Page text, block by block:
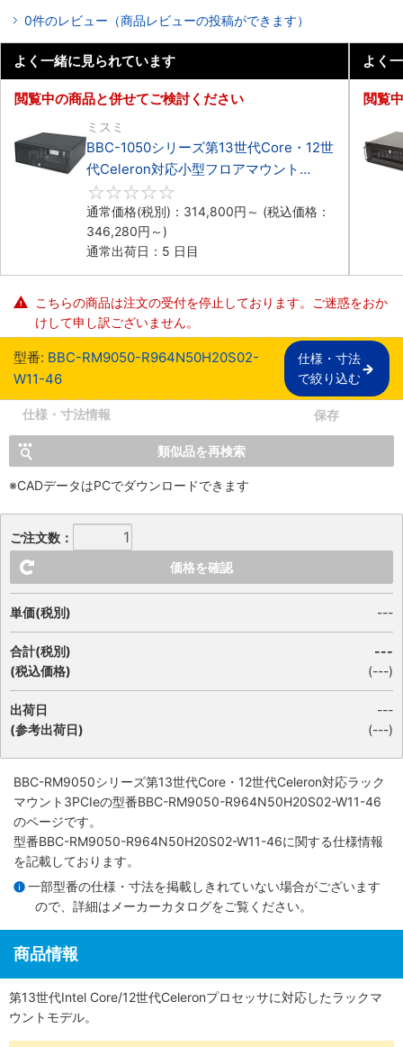
0件のレビュー（商品レビューの投稿ができます）
よく一緒に見られています
閲覧中の商品と併せてご検討ください
ミスミ
BBC-1050シリーズ第13世代Core・12世
代Celeron対応小型フロアマウント
3PCIe
通常価格(税別)： 314,800円 ～ (税込価格：
346,280円 ～)
通常出荷日：5 日目
よく
閲覧
こちらの商品は注文の受付を停止しております。ご迷惑をおか
けして申し訳ございません。
型番: BBC-RM9050-R964N50H20S02-
W11-46
仕様・寸法
で絞り込む
仕様・寸法情報 保存
類似品を再検索
※CADデータはPCでダウンロードできます
ご注文数：
価格を確認
単価(税別) ---
合計(税別)
(税込価格)
---
(---)
出荷日
(参考出荷日)
---
(---)
BBC-RM9050シリーズ第13世代Core・12世代Celeron対応ラック
マウント3PCIeの型番BBC-RM9050-R964N50H20S02-W11-46
のページです。
型番BBC-RM9050-R964N50H20S02-W11-46に関する仕様情報
を記載しております。
一部型番の仕様・寸法を掲載しきれていない場合がございます
ので、詳細は メーカーカタログをご覧ください。
商品情報
第13世代Intel Core/12世代Celeronプロセッサに対応したラックマ
ウントモデル。